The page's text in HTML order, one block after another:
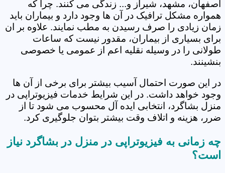
اصفهان، مشهد، شیراز و... زندگی می کنند. چرا که
همواره مشکل ترافیک در آن ها وجود دارد و بیماران باید
زمان زیادی را صرف رسیدن به مطب نمایند. علاوه بر ان
برای بسیاری از بیماران، مقدور نیست که ساعات
طولانی را در وسیله نقلیه اعم از عمومی یا خصوصی
بنشینند.
در این صورت احتمال آسیب بیشتر برای برخی از آن ها
وجود خواهد داشت. در این شرایط خدمات فیزیوتراپی در
منزل بشاگرد، انتخابی ایده آل محسوب می شود تا از
ضرر، هزینه و اتلاف وقت بیشتر بتوان جلوگیری کرد.
چه زمانی به فیزیوتراپی در منزل در بشاگرد نیاز
است؟